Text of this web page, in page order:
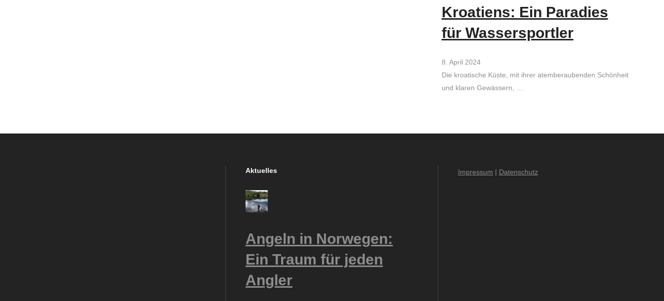
Kroatiens: Ein Paradies
für Wassersportler
8. April 2024
Die kroatische Küste, mit ihrer atemberaubenden Schönheit
und klaren Gewässern, …
Aktuelles
Angeln in Norwegen:
Ein Traum für jeden
Angler
Impressum | Datenschutz